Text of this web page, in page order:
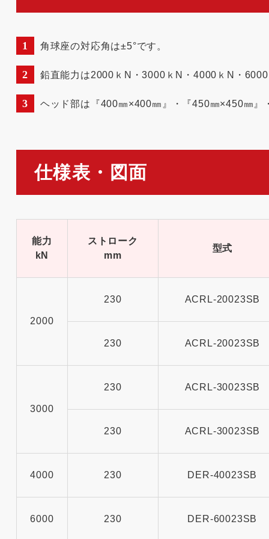
角球座の対応角は±5°です。
鉛直能力は2000ｋN・3000ｋN・4000ｋN・
ヘッド部は『400㎜×400㎜』・『450㎜×450㎜
仕様表・図面
能力
kN
ストローク
mm
型式
2000
230 ACRL-20023SB
230 ACRL-20023SB
3000
230 ACRL-30023SB
230 ACRL-30023SB
4000 230 DER-40023SB
6000 230 DER-60023SB